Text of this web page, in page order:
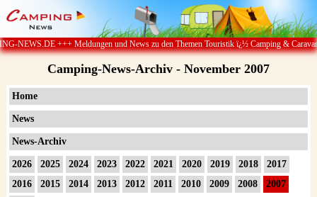
und News zu den Themen Touristik ï¿½ Camping & Caravan ï¿½
Camping-News-Archiv - November 2007
Home
News
News-Archiv
2026 2025 2024 2023 2022 2021 2020 2019 2018
2017
2016
2015 2014 2013 2012 2011 2010 2009 2008
2007